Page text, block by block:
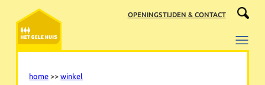
naar
inhoud
OPENINGSTIJDEN & CONTACT
home >>winkel